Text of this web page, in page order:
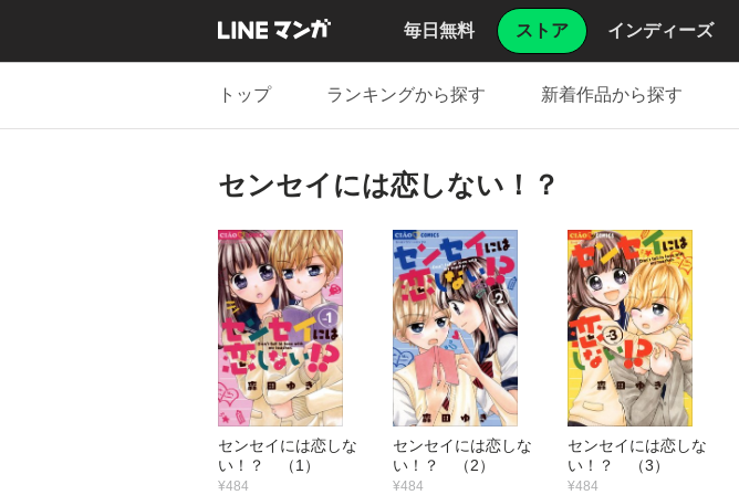
毎日無料 ストア インディーズ
トップ ランキングから探す 新着作品から探す
センセイには恋しない！？
センセイには恋しな
い！？ （1）
¥484
センセイには恋しな
い！？ （2）
¥484
センセイには恋しな
い！？ （3）
¥484